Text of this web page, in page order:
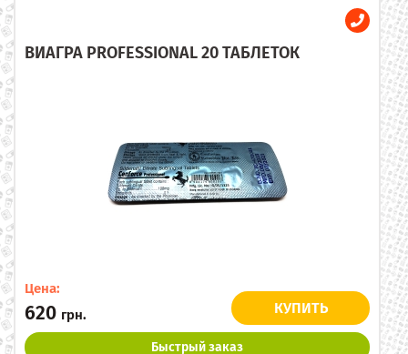
ВИАГРА PROFESSIONAL 20 ТАБЛЕТОК
Цена:
620 грн. КУПИТЬ
Быстрый заказ